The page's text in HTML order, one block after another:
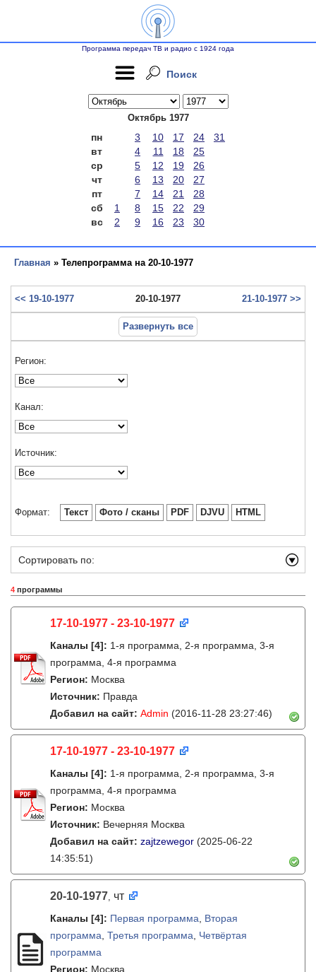
Программа передач ТВ и радио с 1924 года
Поиск
Октябрь 1977
пн 3 10 17 24
31
вт
4 11 18
25
ср
5 12 19
26
чт
6 13 20
27
пт
7 14 21
28
сб
1 8 15 22
29
вс
2 9 16 23 30
Главная » Телепрограмма на 20-10-1977
<< 19-10-1977 20-10-1977 21-10-1977 >>
Развернуть все
Регион:
Канал:
Источник:
Формат: Текст Фото / сканы PDF DJVU HTML
Сортировать по:
4 программы
17-10-1977 - 23-10-1977
Каналы [4]: 1-я программа, 2-я программа, 3-я
программа, 4-я программа
Регион: Москва
Источник: Правда
Добавил на сайт: Admin (2016-11-28 23:27:46)
17-10-1977 - 23-10-1977
Каналы [4]: 1-я программа, 2-я программа, 3-я
программа, 4-я программа
Регион: Москва
Источник: Вечерняя Москва
Добавил на сайт: zajtzewegor (2025-06-22
14:35:51)
20-10-1977, чт
Каналы [4]: Первая программа
Вторая
программа Третья программа
Четвёртая
программа
Регион: Москва